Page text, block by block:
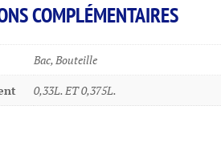
COMPLÉMENTAIRES
Bac, Bouteille
0,33L. ET 0,375L.